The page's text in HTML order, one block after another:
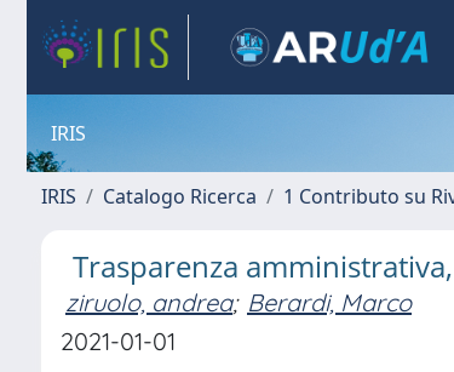
IRIS
IRIS Catalogo Ricerca 1 Contributo su
Trasparenza
ziruolo, andrea; Berardi, Marco
2021-01-01